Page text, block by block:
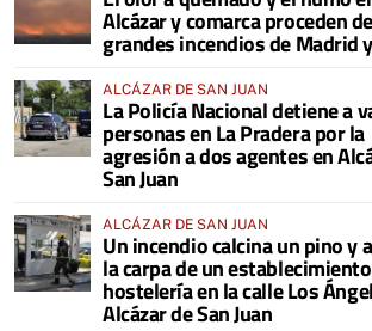
Alcázar y comarca proceden
grandes incendios de Madrid
ALCÁZAR DE SAN JUAN
La Policía Nacional detiene a
personas en La Pradera por la
agresión a dos agentes en
San Juan
ALCÁZAR DE SAN JUAN
Un incendio calcina un pino y
la carpa de un
hostelería en la calle Los
Alcázar de San Juan